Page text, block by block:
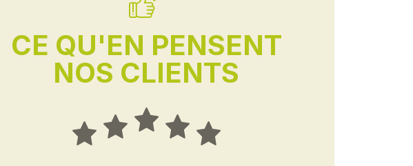
CE QU'EN PENSENT
NOS CLIENTS